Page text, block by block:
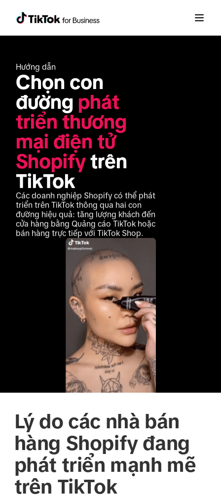
Hướng dẫn
Chọn con
đường phát
triển thương
mại điện tử
Shopify trên
TikTok
Các doanh nghiệp Shopify có thể phát
triển trên TikTok thông qua hai con
đường hiệu quả: tăng lượng khách đến
cửa hàng bằng Quảng cáo TikTok hoặc
bán hàng trực tiếp với TikTok Shop.
Lý do các nhà bán
hàng Shopify đang
phát triển mạnh mẽ
trên TikTok